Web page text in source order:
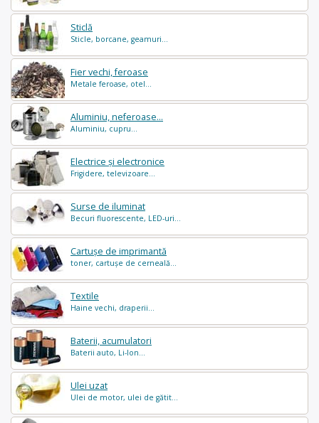
Sticlă
Sticle, borcane, geamuri...
Fier vechi, feroase
Metale feroase, otel...
Aluminiu, neferoase...
Aluminiu, cupru...
Electrice și electronice
Frigidere, televizoare...
Surse de iluminat
Becuri fluorescente, LED-uri...
Cartușe de imprimantă
toner, cartușe de cerneală...
Textile
Haine vechi, draperii...
Baterii, acumulatori
Baterii auto, Li-Ion...
Ulei uzat
Ulei de motor, ulei de gătit...